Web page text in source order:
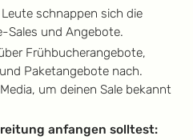
schnappen sich die
Sales und Angebote.
Frühbucherangebote,
Paketangebote nach.
um deinen Sale bekannt
anfangen solltest: